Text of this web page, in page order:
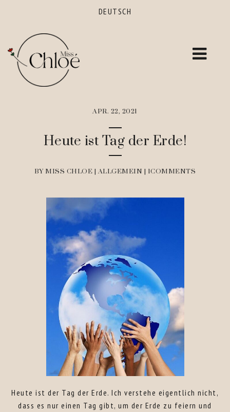
DEUTSCH
APR. 22, 2021
Heute ist Tag der Erde!
BY MISS CHLOE | ALLGEMEIN | 1COMMENTS
Heute ist der Tag der Erde. Ich verstehe eigentlich nicht,
dass es nur einen Tag gibt, um der Erde zu feiern und